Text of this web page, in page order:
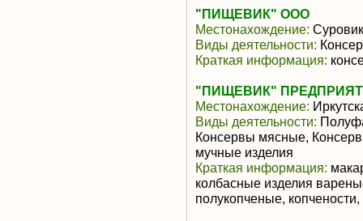
"ПИЩЕВИК" ООО
Местонахождение:
Виды деятельности:
Краткая информация:
"ПИЩЕВИК"
Местонахождение:
Виды деятельности:
Консервы мясные,
мучные изделия
Краткая информация:
колбасные изделия
полукопченые,